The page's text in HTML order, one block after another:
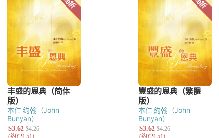
本仁‧约翰（John
Bunyan）
本仁‧約翰（John
Bunyan）